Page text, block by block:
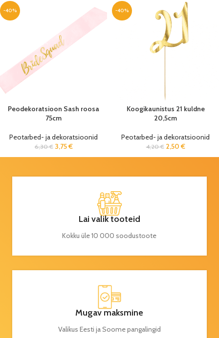
-40%
Peodekoratsioon Sash roosa
75cm
Peotarbed- ja dekoratsioonid
6,30€ 3,75€
-40%
Koogikaunistus 21 kuldne
20,5cm
Peotarbed- ja dekoratsioonid
4,20€ 2,50 €
Lai valik tooteid
Kokku üle 10 000 soodustoote
Mugav maksmine
Valikus Eesti ja Soome pangalingid